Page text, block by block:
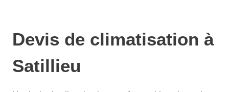
Devis de climatisation à
Satillieu